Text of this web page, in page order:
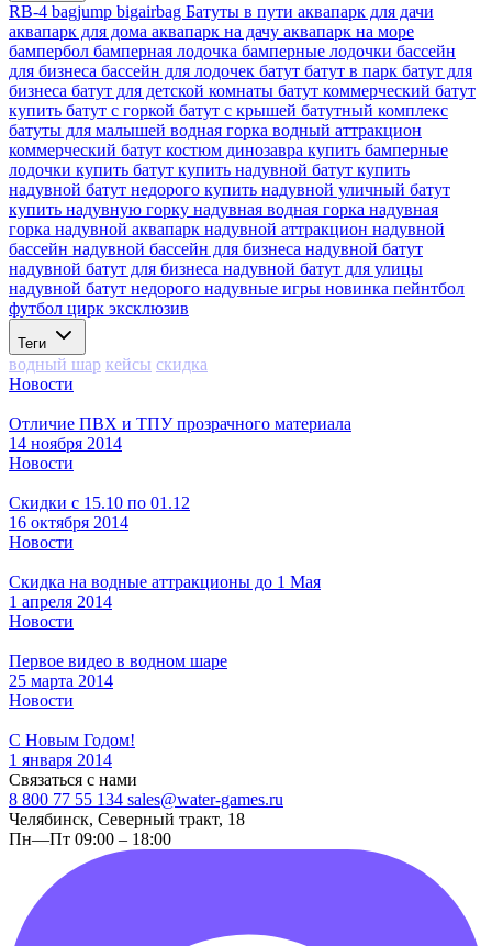
RB-4 bagjump bigairbag Батуты в пути аквапарк для дачи
аквапарк для дома аквапарк на дачу аквапарк на море
бампербол бамперная лодочка бамперные лодочки бассейн
для бизнеса бассейн для лодочек батут батут в парк батут для
бизнеса батут для детской комнаты батут коммерческий батут
купить батут с горкой батут с крышей батутный комплекс
батуты для малышей водная горка водный аттракцион
коммерческий батут костюм динозавра купить бамперные
лодочки купить батут купить надувной батут купить
надувной батут недорого купить надувной уличный батут
купить надувную горку надувная водная горка надувная
горка надувной аквапарк надувной аттракцион надувной
бассейн надувной бассейн для бизнеса надувной батут
надувной батут для бизнеса надувной батут для улицы
надувной батут недорого надувные игры новинка пейнтбол
футбол цирк эксклюзив
Теги
водный шар кейсы скидка
Новости
Отличие ПВХ и ТПУ прозрачного материала
14 ноября 2014
Новости
Скидки с 15.10 по 01.12
16 октября 2014
Новости
Скидка на водные аттракционы до 1 Мая
1 апреля 2014
Новости
Первое видео в водном шаре
25 марта 2014
Новости
C Новым Годом!
1 января 2014
Связаться с нами
8 800 77 55 134 sales@water-games.ru
Челябинск, Северный тракт, 18
Пн—Пт 09:00 – 18:00